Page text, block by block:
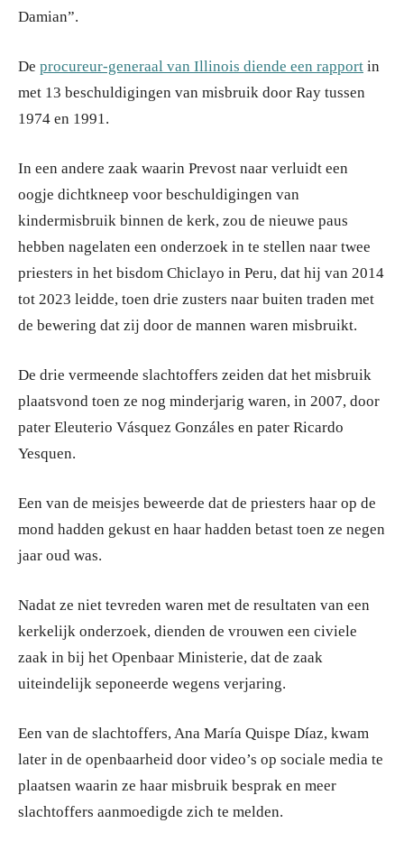
Damian”.
De procureur-generaal van Illinois diende een rapport in
met 13 beschuldigingen van misbruik door Ray tussen
1974 en 1991.
In een andere zaak waarin Prevost naar verluidt een
oogje dichtkneep voor beschuldigingen van
kindermisbruik binnen de kerk, zou de nieuwe paus
hebben nagelaten een onderzoek in te stellen naar twee
priesters in het bisdom Chiclayo in Peru, dat hij van 2014
tot 2023 leidde, toen drie zusters naar buiten traden met
de bewering dat zij door de mannen waren misbruikt.
De drie vermeende slachtoffers zeiden dat het misbruik
plaatsvond toen ze nog minderjarig waren, in 2007, door
pater Eleuterio Vásquez Gonzáles en pater Ricardo
Yesquen.
Een van de meisjes beweerde dat de priesters haar op de
mond hadden gekust en haar hadden betast toen ze negen
jaar oud was.
Nadat ze niet tevreden waren met de resultaten van een
kerkelijk onderzoek, dienden de vrouwen een civiele
zaak in bij het Openbaar Ministerie, dat de zaak
uiteindelijk seponeerde wegens verjaring.
Een van de slachtoffers, Ana María Quispe Díaz, kwam
later in de openbaarheid door video’s op sociale media te
plaatsen waarin ze haar misbruik besprak en meer
slachtoffers aanmoedigde zich te melden.